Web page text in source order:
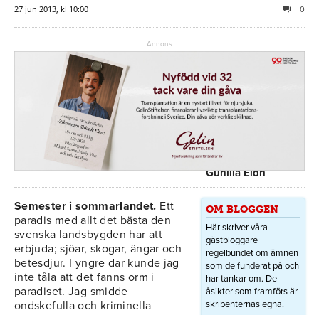
27 jun 2013, kl 10:00 0
Annons
Gunilla Eldh
OM BLOGGEN
Här skriver våra
gästbloggare
regelbundet om ämnen
som de funderat på och
har tankar om. De
åsikter som framförs är
skribenternas egna.
Semester i sommarlandet. Ett
paradis med allt det bästa den
svenska landsbygden har att
erbjuda; sjöar, skogar, ängar och
betesdjur. I yngre dar kunde jag
inte tåla att det fanns orm i
paradiset. Jag smidde
ondskefulla och kriminella